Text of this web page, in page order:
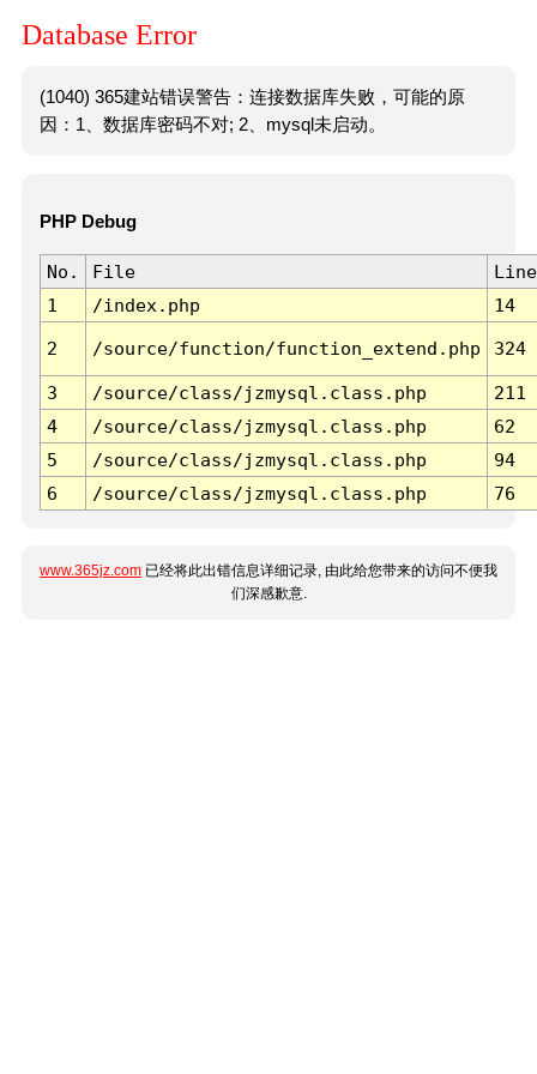
Database Error
(1040) 365建站错误警告：连接数据库失败，可能的原
因：1、数据库密码不对; 2、mysql未启动。
PHP Debug
No. File
Line
1
/index.php 14
2 /source/function/function_extend.php 324
3 /source/class/jzmysql.class.php
211
4
/source/class/jzmysql.class.php
62
5
/source/class/jzmysql.class.php
94
6
/source/class/jzmysql.class.php 76
www.365jz.com 已经将此出错信息详细记录, 由此给您带来的访问不便我
们深感歉意.